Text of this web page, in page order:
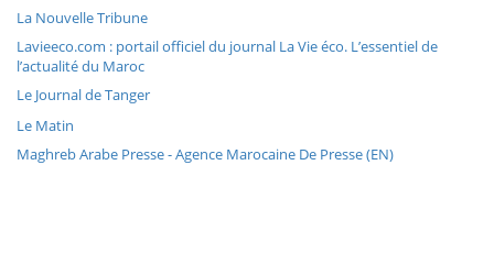
La Nouvelle Tribune
Lavieeco.com : portail officiel du journal La Vie éco. L’essentiel de
l’actualité du Maroc
Le Journal de Tanger
Le Matin
Maghreb Arabe Presse - Agence Marocaine De Presse (EN)